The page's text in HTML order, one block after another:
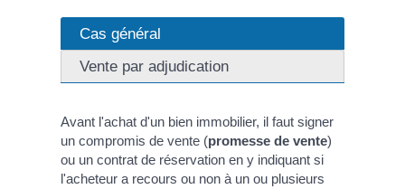
Cas général
Vente par adjudication
Avant l'achat d'un bien immobilier, il faut signer
un compromis de vente (promesse de vente)
ou un contrat de réservation en y indiquant si
l'acheteur a recours ou non à un ou plusieurs